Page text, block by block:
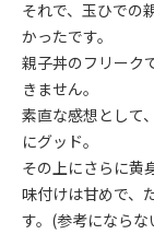
それで、玉ひでの
かったです。
親子丼のフリーク
きません。
素直な感想として
にグッド。
その上にさらに黄
味付けは甘めで、
す。(参考にならな